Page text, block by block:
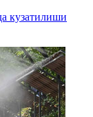
кузатилиши